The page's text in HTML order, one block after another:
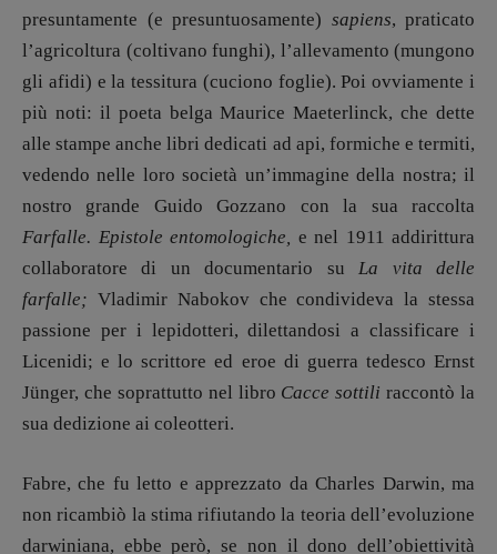
DIRETTRICE RESPONSABILE
Antonella Marrone
REDAZIONE
Walter Catalano ,Giuseppe Costigliola ,
Anna da Re Elio
Grasso,Fabio Malagnini,Valentina
Marcoli,Elisabetta Michielin,Nicole
Spallina,Roberto Sturm,Tania Tonin
Case editrici e coordinamento
recensioni
Elio Grasso [eliovoyager@gmail.com]
Coordinamento Primo Piano:
Elisabetta Michielin
Anna da Re
[anna.dare.comunicazione@gmail.com]
Coordinamento Fumetti:
presuntamente (e presuntuosamente) sapiens, praticato
l’agricoltura (coltivano funghi), l’allevamento (mungono
gli afidi) e la tessitura (cuciono foglie). Poi ovviamente i
più noti: il poeta belga Maurice Maeterlinck, che dette
alle stampe anche libri dedicati ad api, formiche e termiti,
vedendo nelle loro società un’immagine della nostra; il
nostro grande Guido Gozzano con la sua raccolta
Farfalle. Epistole entomologiche, e nel 1911 addirittura
collaboratore di un documentario su La vita delle
farfalle; Vladimir Nabokov che condivideva la stessa
passione per i lepidotteri, dilettandosi a classificare i
Licenidi; e lo scrittore ed eroe di guerra tedesco Ernst
Jünger, che soprattutto nel libro Cacce sottili raccontò la
sua dedizione ai coleotteri.
Fabre, che fu letto e apprezzato da Charles Darwin, ma
non ricambiò la stima rifiutando la teoria dell’evoluzione
darwiniana, ebbe però, se non il dono dell’obiettività